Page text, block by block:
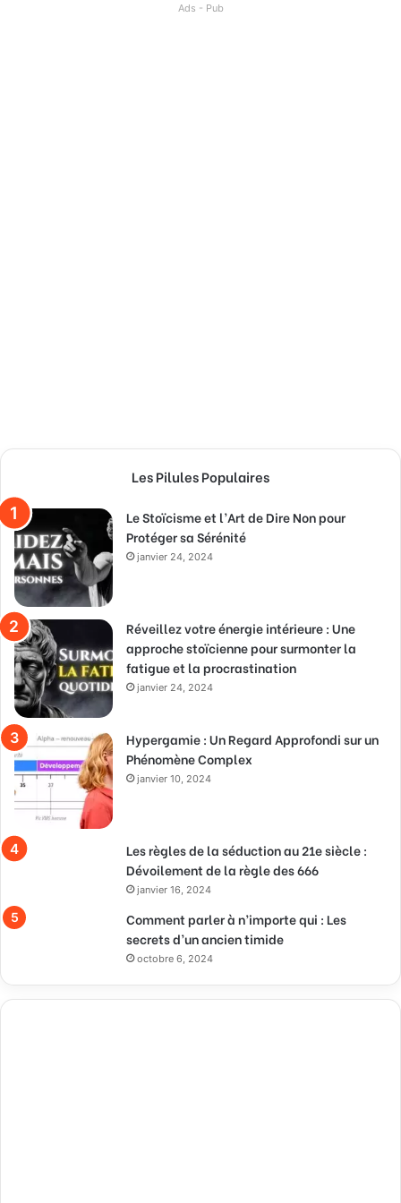
Ads - Pub
Les Pilules Populaires
Le Stoïcisme et l’Art de Dire Non pour
Protéger sa Sérénité
janvier 24, 2024
Réveillez votre énergie intérieure : Une
approche stoïcienne pour surmonter la
fatigue et la procrastination
janvier 24, 2024
Hypergamie : Un Regard Approfondi sur un
Phénomène Complex
janvier 10, 2024
Les règles de la séduction au 21e siècle :
Dévoilement de la règle des 666
janvier 16, 2024
Comment parler à n’importe qui : Les
secrets d’un ancien timide
octobre 6, 2024